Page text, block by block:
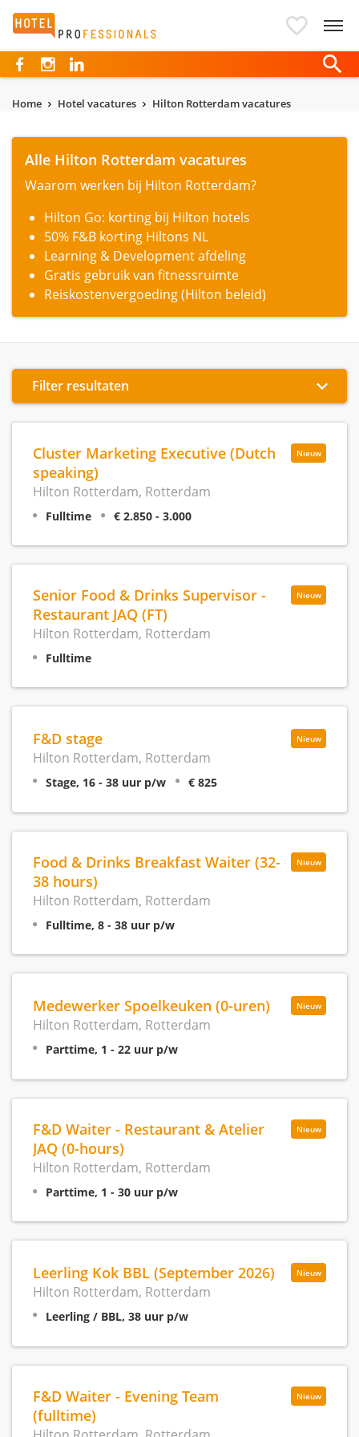
Hotelprofessionals
Home Hotel vacatures Hilton Rotterdam vacatures
Alle Hilton Rotterdam vacatures
Waarom werken bij Hilton Rotterdam?
Hilton Go: korting bij Hilton hotels
50% F&B korting Hiltons NL
Learning & Development afdeling
Gratis gebruik van fitnessruimte
Reiskostenvergoeding (Hilton beleid)
Filter resultaten
Nieuw
Cluster Marketing Executive (Dutch
speaking)
Hilton Rotterdam, Rotterdam
Fulltime € 2.850 - 3.000
Nieuw
Senior Food & Drinks Supervisor -
Restaurant JAQ (FT)
Hilton Rotterdam, Rotterdam
Fulltime
Nieuw
F&D stage
Hilton Rotterdam, Rotterdam
Stage, 16 - 38 uur p/w € 825
Nieuw
Food & Drinks Breakfast Waiter (32-
38 hours)
Hilton Rotterdam, Rotterdam
Fulltime, 8 - 38 uur p/w
Nieuw
Medewerker Spoelkeuken (0-uren)
Hilton Rotterdam, Rotterdam
Parttime, 1 - 22 uur p/w
Nieuw
F&D Waiter - Restaurant & Atelier
JAQ (0-hours)
Hilton Rotterdam, Rotterdam
Parttime, 1 - 30 uur p/w
Nieuw
Leerling Kok BBL (September 2026)
Hilton Rotterdam, Rotterdam
Leerling / BBL, 38 uur p/w
Nieuw
F&D Waiter - Evening Team
(fulltime)